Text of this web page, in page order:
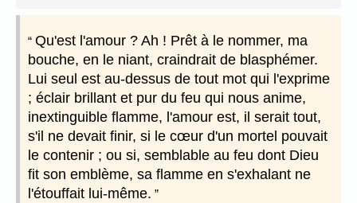
Qu'est l'amour ? Ah ! Prêt à le nommer, ma
bouche, en le niant, craindrait de blasphémer.
Lui seul est au-dessus de tout mot qui l'exprime
; éclair brillant et pur du feu qui nous anime,
inextinguible flamme, l'amour est, il serait tout,
s'il ne devait finir, si le cœur d'un mortel pouvait
le contenir ; ou si, semblable au feu dont Dieu
fit son emblème, sa flamme en s'exhalant ne
l'étouffait lui-même.